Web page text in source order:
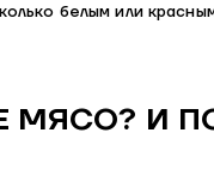
белым или
МЯСО? И